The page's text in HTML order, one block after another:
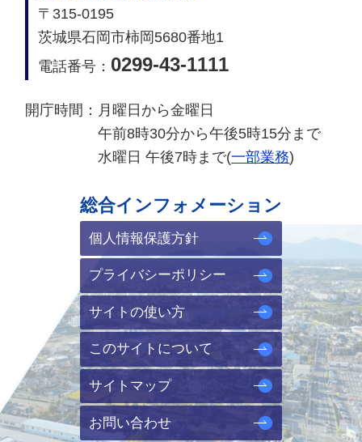
〒315-0195
茨城県石岡市柿岡5680番地1
電話番号： 0299-43-1111
開庁時間： 月曜日から金曜日
午前8時30分から午後5時15分まで
水曜日 午後7時まで(一部業務)
総合インフォメーション
個人情報保護方針
プライバシーポリシー
サイトの使い方
このサイトについて
サイトマップ
お問い合わせ